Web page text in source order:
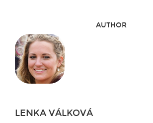
AUTHOR
LENKA VÁLKOVÁ